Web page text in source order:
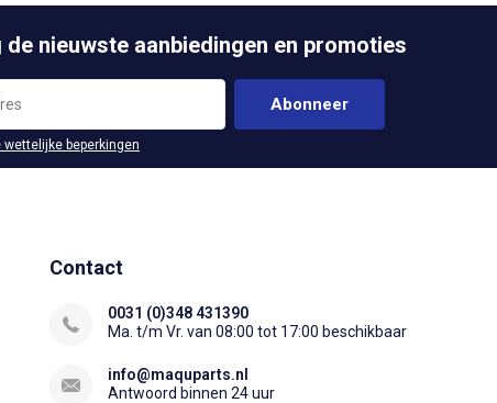
de nieuwste aanbiedingen en promoties
Abonneer
wettelijke beperkingen
Contact
0031 (0)348 431390
Ma. t/m Vr. van 08:00 tot 17:00 beschikbaar
info@maquparts.nl
Antwoord binnen 24 uur